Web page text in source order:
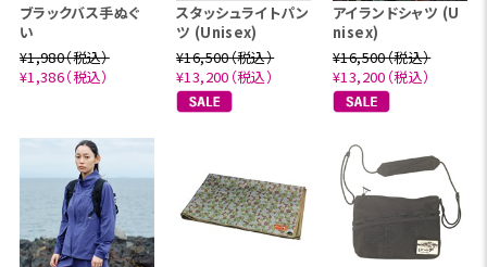
ブラックバス手ぬぐ
い
¥1,980（税込）
¥1,386（税込）
スタッシュライトパン
ツ (Unisex)
¥16,500（税込）
¥13,200（税込）
アイランドシャツ (U
nisex)
¥16,500（税込）
¥13,200（税込）